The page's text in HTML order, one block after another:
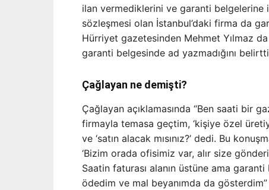
ilan vermediklerini ve garanti belgelerine
sözleşmesi olan İstanbul’daki firma da
Hürriyet gazetesinden Mehmet Yılmaz da
garanti belgesinde ad yazmadığını
Çağlayan ne demişti?
Çağlayan açıklamasında “Ben saati bir
firmayla temasa geçtim, ‘kişiye özel
ve ‘satın alacak mısınız?’ dedi. Bu
‘Bizim orada ofisimiz var, alır size
Saatin faturası alanın üstüne ama
ödedim ve mal beyanımda da